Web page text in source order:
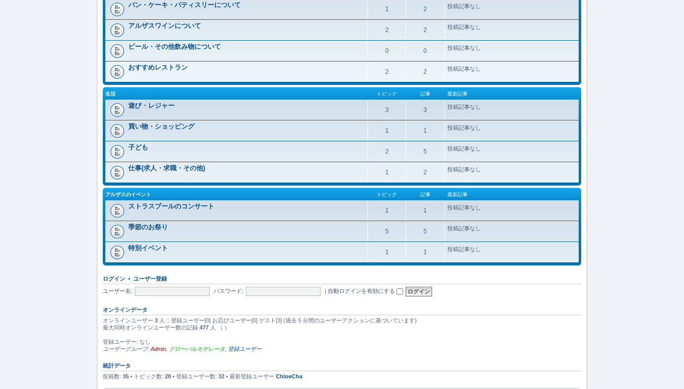
パン・ケーキ・パティスリーについて
1 2 投稿記事なし
アルザスワインについて
2 2 投稿記事なし
ビール・その他飲み物について
0 0 投稿記事なし
おすすめレストラン
2 2 投稿記事なし
生活 トピック 記事 最新記事
遊び・レジャー
3 3 投稿記事なし
買い物・ショッピング
1 1 投稿記事なし
子ども
2 5 投稿記事なし
仕事(求人・求職・その他)
1 2 投稿記事なし
アルザスのイベント トピック 記事 最新記事
ストラスブールのコンサート
1 1 投稿記事なし
季節のお祭り
5 5 投稿記事なし
特別イベント
1 1 投稿記事なし
ログイン • ユーザー登録
ユーザー名: パスワード: | 自動ログインを有効にする
オンラインデータ
オンラインユーザー 3 人 :: 登録ユーザー[0] お忍びユーザー[0] ゲスト[3] (過去 5 分間のユーザーアクションに基づいています)
最大同時オンラインユーザー数の記録 477 人 （ ）
登録ユーザー: なし
ユーザーグループ: Admin グローバルモデレータ 登録ユーザー
統計データ
投稿数: 35 • トピック数: 28 • 登録ユーザー数: 32 • 最新登録ユーザー ChloeCha